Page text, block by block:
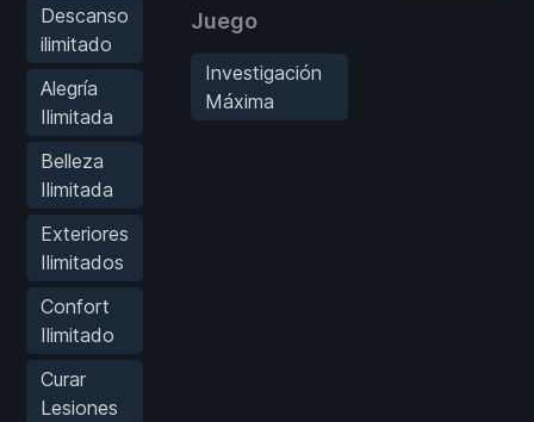
Descanso
ilimitado
Alegría
Ilimitada
Belleza
Ilimitada
Exteriores
Ilimitados
Confort
Ilimitado
Curar
Lesiones
Juego
Investigación
Máxima